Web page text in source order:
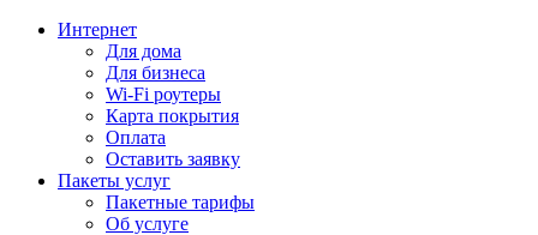
Интернет
Для дома
Для бизнеса
Wi-Fi роутеры
Карта покрытия
Оплата
Оставить заявку
Пакеты услуг
Пакетные тарифы
Об услуге